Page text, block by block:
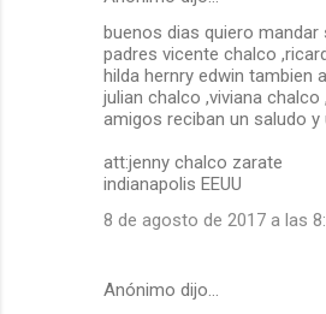
buenos dias quiero mandar
padres vicente chalco
hilda hernry edwin tambien
julian chalco ,viviana
amigos reciban un saludo
att:jenny chalco zarate
indianapolis EEUU
8 de agosto de 2017 a las
Anónimo dijo…